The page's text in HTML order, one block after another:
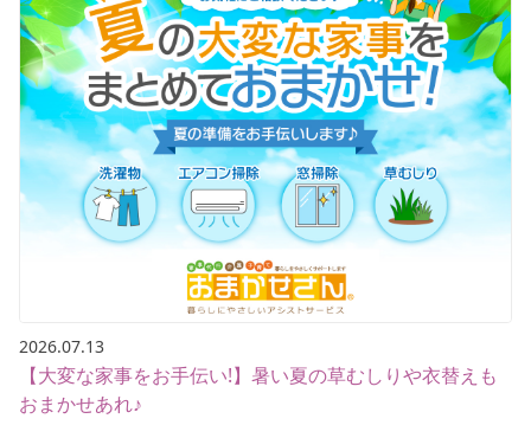
2026.07.13
【大変な家事をお手伝い!】暑い夏の草むしりや衣替えも
おまかせあれ♪